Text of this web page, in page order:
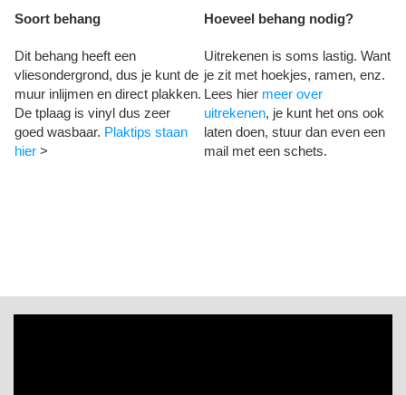
Soort behang
Dit behang heeft een
vliesondergrond, dus je kunt de
muur inlijmen en direct plakken.
De tplaag is vinyl dus zeer
goed wasbaar. Plaktips staan
hier >
Hoeveel behang nodig?
Uitrekenen is soms lastig. Want
je zit met hoekjes, ramen, enz.
Lees hier meer over
uitrekenen, je kunt het ons ook
laten doen, stuur dan even een
mail met een schets.